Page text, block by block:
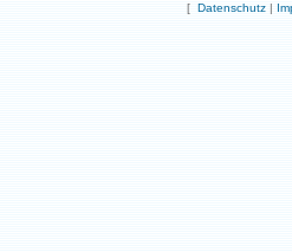
[ Datenschutz |